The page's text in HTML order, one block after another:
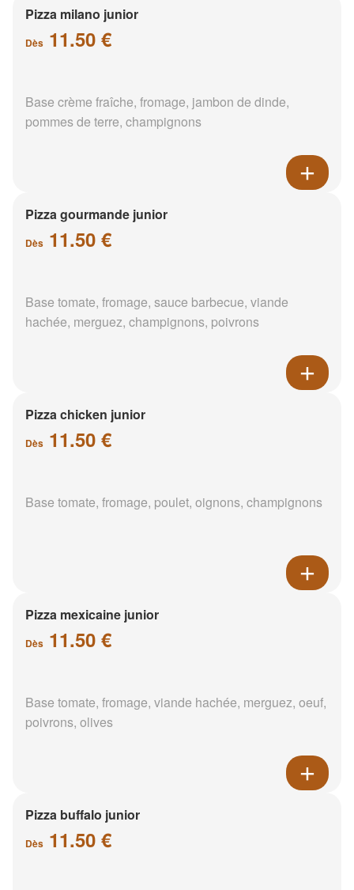
Pizza milano junior
Dès 11.50 €
Base crème fraîche, fromage, jambon de dinde,
pommes de terre, champignons
Pizza gourmande junior
Dès 11.50 €
Base tomate, fromage, sauce barbecue, viande
hachée, merguez, champignons, poivrons
Pizza chicken junior
Dès 11.50 €
Base tomate, fromage, poulet, oignons, champignons
Pizza mexicaine junior
Dès 11.50 €
Base tomate, fromage, viande hachée, merguez, oeuf,
poivrons, olives
Pizza buffalo junior
Dès 11.50 €